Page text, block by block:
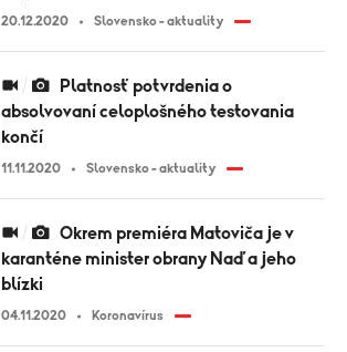
20.12.2020 Slovensko - aktuality
absolvovaní celoplošného testovania
končí
11.11.2020 Slovensko - aktuality
karanténe minister obrany Naď a jeho
blízki
04.11.2020 Koronavírus